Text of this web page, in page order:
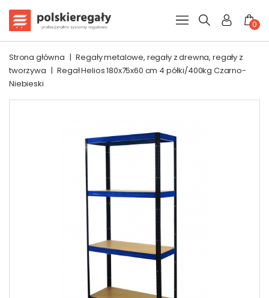
0
Strona główna | Regały metalowe, regały z drewna, regały z
tworzywa | Regał Helios 180x75x60 cm 4 półki/400kg Czarno-
Niebieski